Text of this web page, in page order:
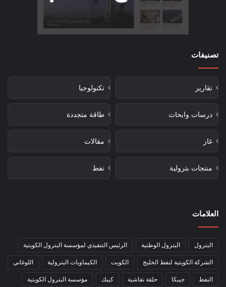
تصنيفات
تقارير تكنولوجيا
درسات وابحاث طاقة متجددة
غاز مقالات
منتجات بترولية نفط
العلامات
البترول البترول الوطنية الرئيس التنفيذي لمؤسسة البترول الكويتية
الشركة الكويتية لنفط الخليج الكويت الكيماويات البترولية اللوغاني
النفط جيبكا حلقة نقاشية كيبك مؤسسة البترول الكويتية